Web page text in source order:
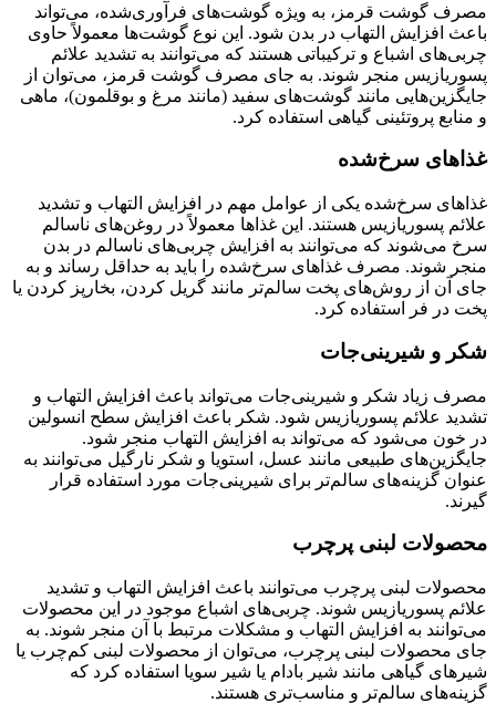
مصرف گوشت قرمز، به ویژه گوشت‌های فرآوری‌شده، می‌تواند
باعث افزایش التهاب در بدن شود. این نوع گوشت‌ها معمولاً حاوی
چربی‌های اشباع و ترکیباتی هستند که می‌توانند به تشدید علائم
پسوریازیس منجر شوند. به جای مصرف گوشت قرمز، می‌توان از
جایگزین‌هایی مانند گوشت‌های سفید (مانند مرغ و بوقلمون)، ماهی
و منابع پروتئینی گیاهی استفاده کرد.
غذاهای سرخ‌شده
غذاهای سرخ‌شده یکی از عوامل مهم در افزایش التهاب و تشدید
علائم پسوریازیس هستند. این غذاها معمولاً در روغن‌های ناسالم
سرخ می‌شوند که می‌توانند به افزایش چربی‌های ناسالم در بدن
منجر شوند. مصرف غذاهای سرخ‌شده را باید به حداقل رساند و به
جای آن از روش‌های پخت سالم‌تر مانند گریل کردن، بخارپز کردن یا
پخت در فر استفاده کرد.
شکر و شیرینی‌جات
مصرف زیاد شکر و شیرینی‌جات می‌تواند باعث افزایش التهاب و
تشدید علائم پسوریازیس شود. شکر باعث افزایش سطح انسولین
در خون می‌شود که می‌تواند به افزایش التهاب منجر شود.
جایگزین‌های طبیعی مانند عسل، استویا و شکر نارگیل می‌توانند به
عنوان گزینه‌های سالم‌تر برای شیرینی‌جات مورد استفاده قرار
گیرند.
محصولات لبنی پرچرب
محصولات لبنی پرچرب می‌توانند باعث افزایش التهاب و تشدید
علائم پسوریازیس شوند. چربی‌های اشباع موجود در این محصولات
می‌توانند به افزایش التهاب و مشکلات مرتبط با آن منجر شوند. به
جای محصولات لبنی پرچرب، می‌توان از محصولات لبنی کم‌چرب یا
شیرهای گیاهی مانند شیر بادام یا شیر سویا استفاده کرد که
گزینه‌های سالم‌تر و مناسب‌تری هستند.